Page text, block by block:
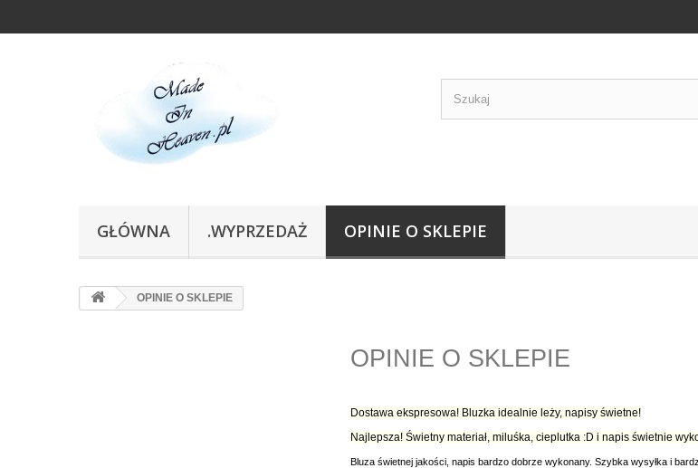
GŁÓWNA .WYPRZEDAŻ OPINIE O SKLEPIE
OPINIE O SKLEPIE
OPINIE O SKLEPIE
Dostawa ekspresowa! Bluzka idealnie leży, napisy świetne!
Najlepsza! Świetny materiał, miluśka, cieplutka :D i napis świetnie
Bluza świetnej jakości, napis bardzo dobrze wykonany. Szybka wysyłka i